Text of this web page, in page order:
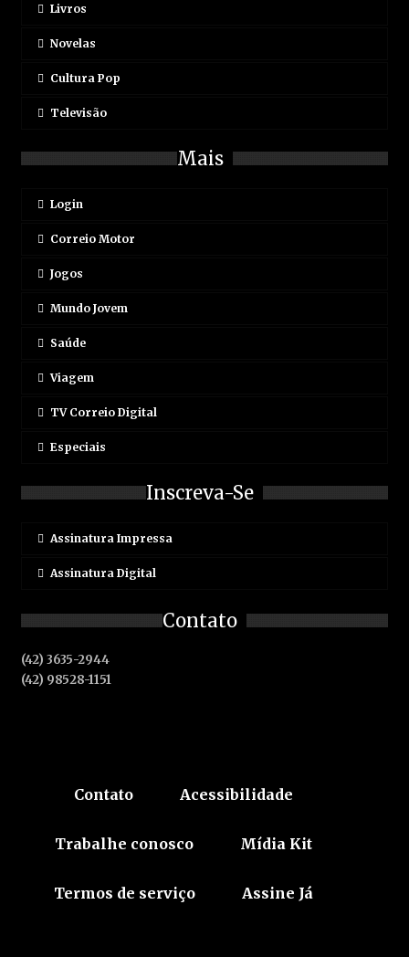
Livros
Novelas
Cultura Pop
Televisão
Mais
Login
Correio Motor
Jogos
Mundo Jovem
Saúde
Viagem
TV Correio Digital
Especiais
Inscreva-Se
Assinatura Impressa
Assinatura Digital
Contato
(42) 3635-2944
(42) 98528-1151
Contato Acessibilidade
Trabalhe conosco Mídia Kit
Termos de serviço Assine Já